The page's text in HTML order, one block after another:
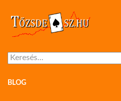
Keresés:
BLOG